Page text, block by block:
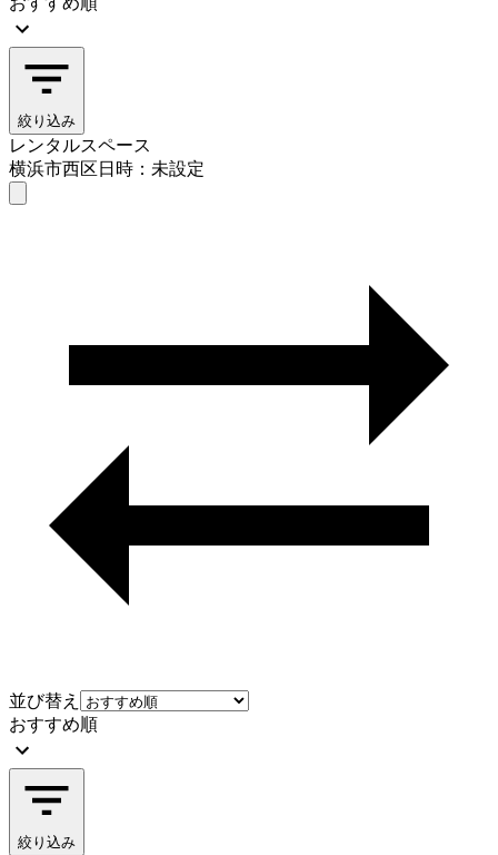
絞り込み
レンタルスペース
横浜市西区日時：未設定
並び替え
おすすめ順
絞り込み